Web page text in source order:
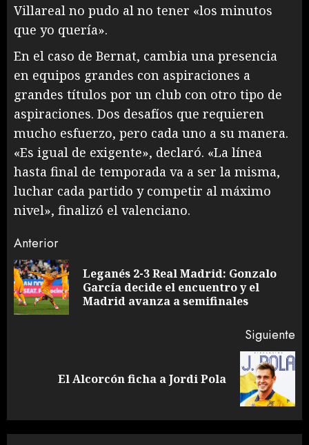
Villareal no pudo al no tener «los minutos
que yo quería».
En el caso de Bernat, cambia una presencia
en equipos grandes con aspiraciones a
grandes títulos por un club con otro tipo de
aspiraciones. Dos desafíos que requieren
mucho esfuerzo, pero cada uno a su manera.
«Es igual de exigente», declaró. «La línea
hasta final de temporada va a ser la misma,
luchar cada partido y competir al máximo
nivel», finalizó el valenciano.
Sigue
leyendo
Anterior
Leganés 2-3 Real Madrid: Gonzalo
García decide el encuentro y el
Madrid avanza a semifinales
Siguiente
SiguienteEl Alcorcón ficha a Jordi Pola